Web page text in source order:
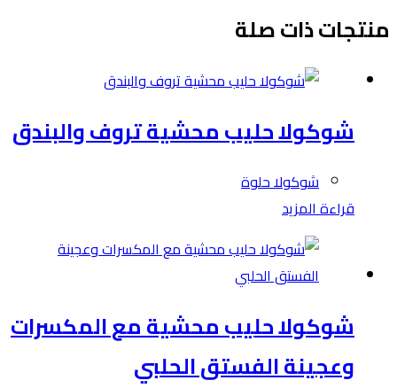
منتجات ذات صلة
شوكولا حليب محشية تروف والبندق
شوكولا حلوة
قراءة المزيد
شوكولا حليب محشية مع المكسرات
وعجينة الفستق الحلبي